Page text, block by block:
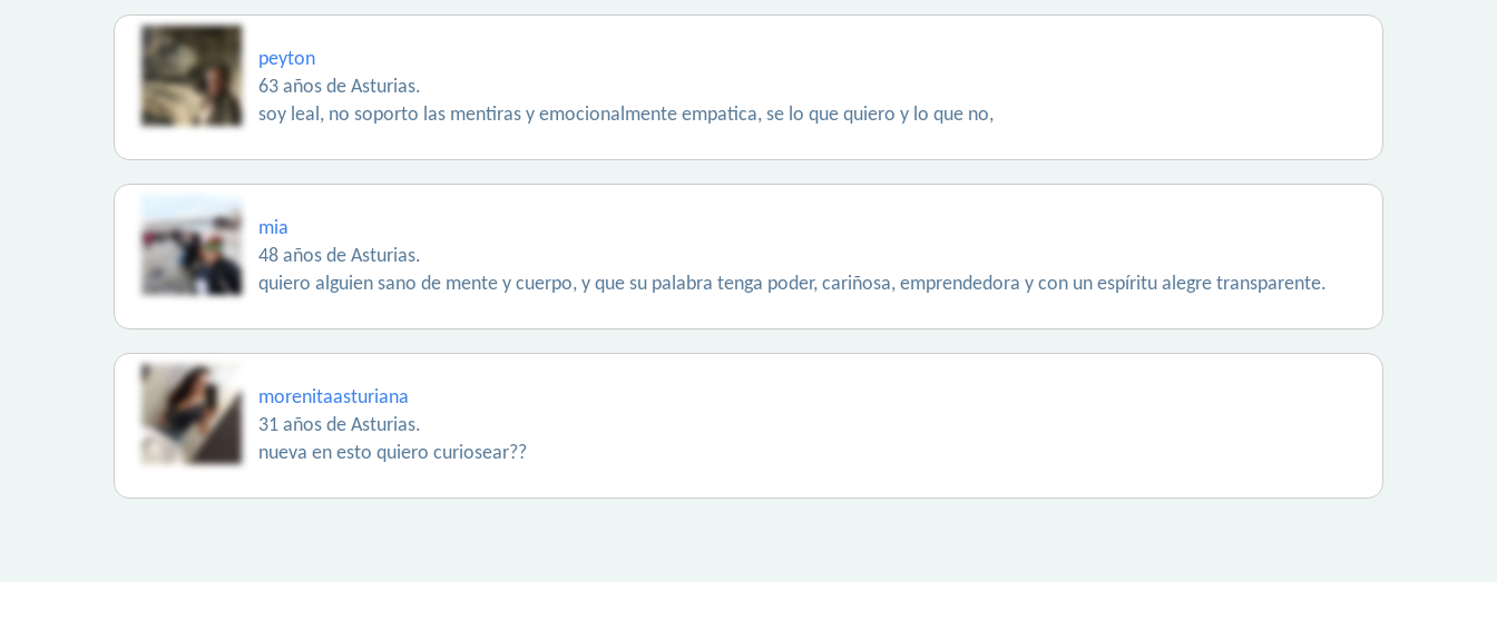
peyton
63 años de Asturias.
soy leal, no soporto las mentiras y emocionalmente empatica, se lo que quiero y lo que no,
mia
48 años de Asturias.
quiero alguien sano de mente y cuerpo, y que su palabra tenga poder, cariñosa, emprendedora y con un espíritu alegre transparente.
morenitaasturiana
31 años de Asturias.
nueva en esto quiero curiosear??